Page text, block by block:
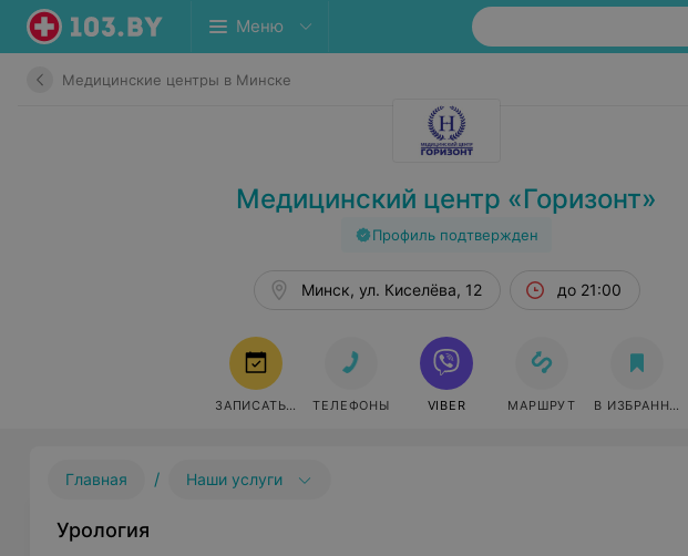
Меню
Медицинские центры в Минске
Медицинский центр «Горизонт»
Профиль подтвержден
Минск, ул. Киселёва, 12 до 21:00
ЗАПИСАТЬСЯ ТЕЛЕФОНЫ VIBER МАРШРУТ В ИЗБРАННОЕ
Главная / Наши услуги
Урология